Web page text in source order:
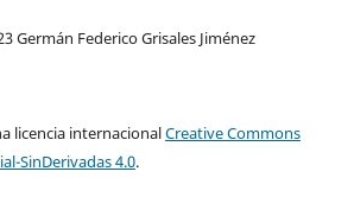
Germán Federico Grisales Jiménez
licencia internacionalCreative Commons
SinDerivadas 4.0.